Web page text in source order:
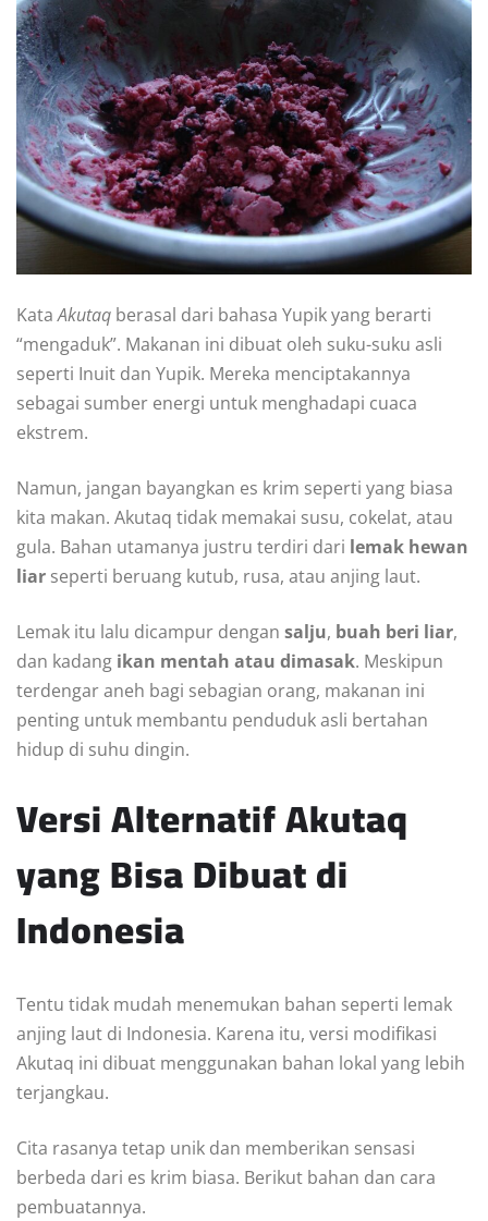
KataAkutaq berasal dari bahasa Yupik yang berarti
“mengaduk”. Makanan ini dibuat oleh suku-suku asli
seperti Inuit dan Yupik. Mereka menciptakannya
sebagai sumber energi untuk menghadapi cuaca
ekstrem.
Namun, jangan bayangkan es krim seperti yang biasa
kita makan. Akutaq tidak memakai susu, cokelat, atau
gula. Bahan utamanya justru terdiri dari lemak hewan
liar seperti beruang kutub, rusa, atau anjing laut.
Lemak itu lalu dicampur dengan salju, buah beri liar,
dan kadang ikan mentah atau dimasak. Meskipun
terdengar aneh bagi sebagian orang, makanan ini
penting untuk membantu penduduk asli bertahan
hidup di suhu dingin.
Versi Alternatif Akutaq
yang Bisa Dibuat di
Indonesia
Tentu tidak mudah menemukan bahan seperti lemak
anjing laut di Indonesia. Karena itu, versi modifikasi
Akutaq ini dibuat menggunakan bahan lokal yang lebih
terjangkau.
Cita rasanya tetap unik dan memberikan sensasi
berbeda dari es krim biasa. Berikut bahan dan cara
pembuatannya.